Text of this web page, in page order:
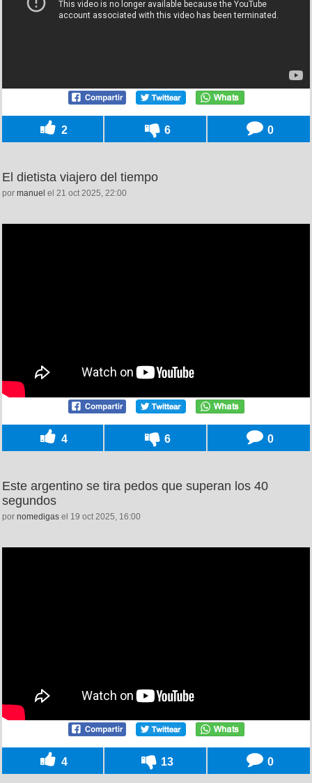
2 6 0
El dietista viajero del tiempo
por manuel el 21 oct 2025, 22:00
4 6 0
Este argentino se tira pedos que superan los 40
segundos
por nomedigas el 19 oct 2025, 16:00
4 13 0